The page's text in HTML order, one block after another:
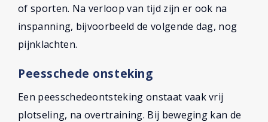
of sporten. Na verloop van tijd zijn er ook na
inspanning, bijvoorbeeld de volgende dag, nog
pijnklachten.
Peesschede onsteking
Een peesschedeontsteking onstaat vaak vrij
plotseling, na overtraining. Bij beweging kan de